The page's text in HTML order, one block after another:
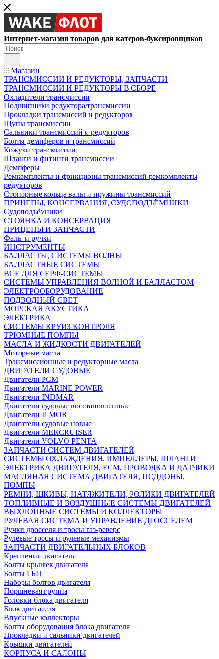
Интернет-магазин товаров для катеров-буксировщиков
Магазин
ТРАНСМИССИИ И РЕДУКТОРЫ, ЗАПЧАСТИ
ТРАНСМИССИИ И РЕДУКТОРЫ В СБОРЕ
Охладители трансмиссии
Подшипники редуктора/трансмиссии
Прокладки трансмиссий и редукторов
Щупы трансмиссии
Сальники трансмиссий и редукторов
Болты демпферов и трансмиссий
Кожухи трансмиссии
Шланги и фитинги трансмиссии
Демпферы
Ремкомплекты и фрикционы трансмиссий ремкомплекты
редукторов
Стопорные кольца валы и пружины трансмиссий
ПРИЦЕПЫ, КОНСЕРВАЦИЯ, СУДОПОДЪЁМНИКИ
Судоподъёмники
СТОЯНКА И КОНСЕРВАЦИЯ
ПРИЦЕПЫ И ЗАПЧАСТИ
Фалы и ручки
ИНСТРУМЕНТЫ
БАЛЛАСТЫ, СИСТЕМЫ ВОЛНЫ
БАЛЛАСТНЫЕ СИСТЕМЫ
ВСЕ ДЛЯ СЕРФ-СИСТЕМЫ
СИСТЕМЫ УПРАВЛЕНИЯ ВОЛНОЙ И БАЛЛАСТОМ
ЭЛЕКТРООБОРУДОВАНИЕ
ПОДВОДНЫЙ СВЕТ
МОРСКАЯ АКУСТИКА
ЭЛЕКТРИКА
СИСТЕМЫ КРУИЗ КОНТРОЛЯ
ТРЮМНЫЕ ПОМПЫ
МАСЛА И ЖИДКОСТИ ДВИГАТЕЛЕЙ
Моторные масла
Трансмиссионные и редукторные масла
ДВИГАТЕЛИ СУДОВЫЕ
Двигатели PCM
Двигатели MARINE POWER
Двигатели INDMAR
Двигатели судовые восстановленные
Двигатели ILMOR
Двигатели судовые новые
Двигатели MERCRUISER
Двигатели VOLVO PENTA
ЗАПЧАСТИ СИСТЕМ ДВИГАТЕЛЕЙ
СИСТЕМЫ ОХЛАЖДЕНИЯ, ИМПЕЛЛЕРЫ, ШЛАНГИ
ЭЛЕКТРИКА ДВИГАТЕЛЯ, ECM, ПРОВОДКА И ДАТЧИКИ
МАСЛЯНАЯ СИСТЕМА ДВИГАТЕЛЯ, ПОДДОНЫ,
ПОМПЫ
РЕМНИ, ШКИВЫ, НАТЯЖИТЕЛИ, РОЛИКИ ДВИГАТЕЛЕЙ
ТОПЛИВНЫЕ И ВОЗДУШНЫЕ СИСТЕМЫ ДВИГАТЕЛЕЙ
ВЫХЛОПНЫЕ СИСТЕМЫ И КОЛЛЕКТОРЫ
РУЛЕВАЯ СИСТЕМА И УПРАВЛЕНИЕ ДРОССЕЛЕМ
Ручки дросселя и тросы газ-реверс
Рулевые тросы и рулевые механизмы
ЗАПЧАСТИ ДВИГАТЕЛЬНЫХ БЛОКОВ
Крепления двигателя
Болты крышек двигателя
Болты ГБЦ
Наборы болтов двигателя
Поршневая группа
Головки блока двигателя
Блок двигателя
Впускные коллекторы
Болты оборудования блока двигателя
Прокладки и сальники двигателей
Крышки двигателей
КОРПУСА И САЛОНЫ